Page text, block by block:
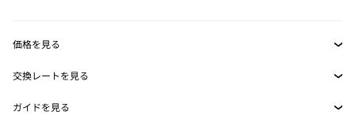
MetaMask Connect
Snaps
セキュリティ
価格を見る
イーサリアムの価格
Solanaの価格
交換レートを見る
ETH→USD
ガイドを見る